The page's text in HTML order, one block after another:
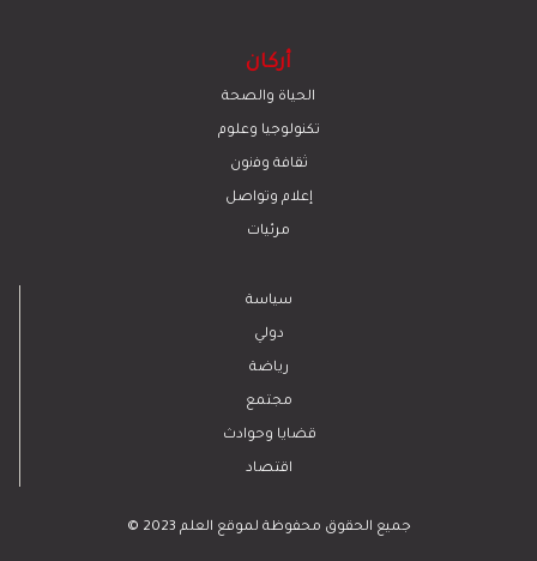
أركان
الحياة والصحة
تكنولوجيا وعلوم
ﺛﻘﺎﻓﺔ وﻓﻧون
إعلام وتواصل
مرئيات
سياسة
دولي
رياضة
مجتمع
قضايا وحوادث
اقتصاد
© 2023 جميع الحقوق محفوظة لموقع العلم